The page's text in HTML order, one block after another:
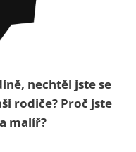
nechtěl jste se
rodiče? Proč jste
malíř?